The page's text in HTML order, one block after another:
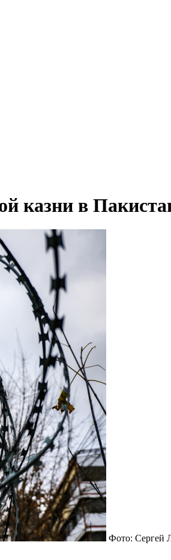
казни в
Фото: Сергей